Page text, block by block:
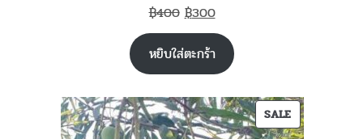
฿400 Original
price
was:
฿400.
฿300Current
price
is:
฿300.
หยิบใส่ตะกร้า
SALEPRODUCT
ON